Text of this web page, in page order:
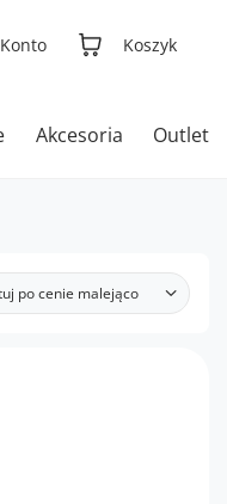
Konto Koszyk
Akcesoria Outlet
po cenie malejąco